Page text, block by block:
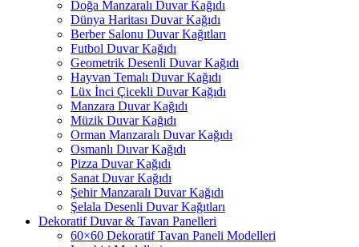
Doğa Manzaralı Duvar Kağıdı
Dünya Haritası Duvar Kağıdı
Berber Salonu Duvar Kağıtları
Futbol Duvar Kağıdı
Geometrik Desenli Duvar Kağıdı
Hayvan Temalı Duvar Kağıdı
Lüx İnci Çicekli Duvar Kağıdı
Manzara Duvar Kağıdı
Müzik Duvar Kağıdı
Orman Manzaralı Duvar Kağıdı
Osmanlı Duvar Kağıdı
Pizza Duvar Kağıdı
Sanat Duvar Kağıdı
Şehir Manzaralı Duvar Kağıdı
Şelala Desenli Duvar Kağıtları
Dekoratif Duvar & Tavan Panelleri
60×60 Dekoratif Tavan Paneli Modelleri